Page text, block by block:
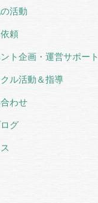
活動
頼
ト企画・運営サポート
ル活動＆指導
わせ
グ